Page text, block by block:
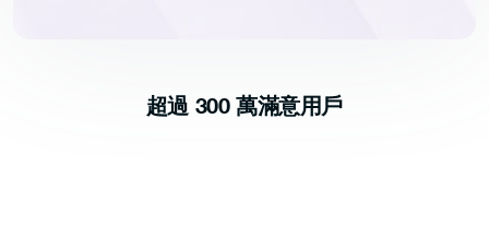
超過 300 萬滿意用戶